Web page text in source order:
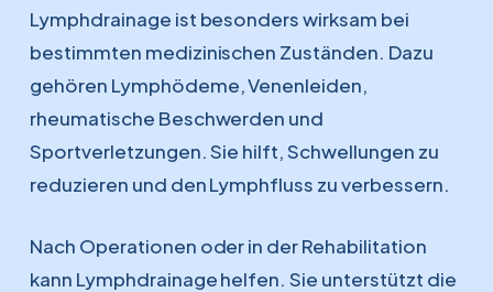
Lymphdrainage ist besonders wirksam bei
bestimmten medizinischen Zuständen. Dazu
gehören Lymphödeme, Venenleiden,
rheumatische Beschwerden und
Sportverletzungen. Sie hilft, Schwellungen zu
reduzieren und den Lymphfluss zu verbessern.
Nach Operationen oder in der Rehabilitation
kann Lymphdrainage helfen. Sie unterstützt die